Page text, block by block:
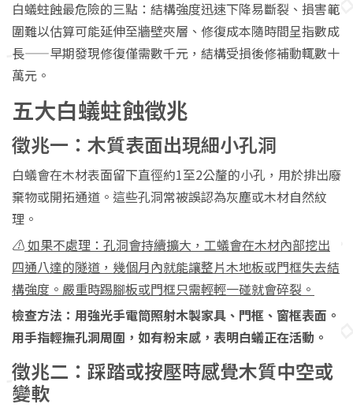
白蟻蛀蝕最危險的三點：結構強度迅速下降易斷裂、損害範
圍難以估算可能延伸至牆壁夾層、修復成本隨時間呈指數成
長——早期發現修復僅需數千元，結構受損後修補動輒數十
萬元。
五大白蟻蛀蝕徵兆
徵兆一：木質表面出現細小孔洞
白蟻會在木材表面留下直徑約1至2公釐的小孔，用於排出廢
棄物或開拓通道。這些孔洞常被誤認為灰塵或木材自然紋
理。
⚠️如果不處理：孔洞會持續擴大，工蟻會在木材內部挖出
四通八達的隧道，幾個月內就能讓整片木地板或門框失去結
構強度。嚴重時踢腳板或門框只需輕輕一碰就會碎裂。
檢查方法：用強光手電筒照射木製家具、門框、窗框表面。
用手指輕撫孔洞周圍，如有粉末感，表明白蟻正在活動。
徵兆二：踩踏或按壓時感覺木質中空或
變軟